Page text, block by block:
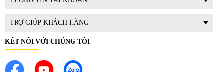
TRỢ GIÚP KHÁCH HÀNG
KẾT NỐI VỚI CHÚNG TÔI